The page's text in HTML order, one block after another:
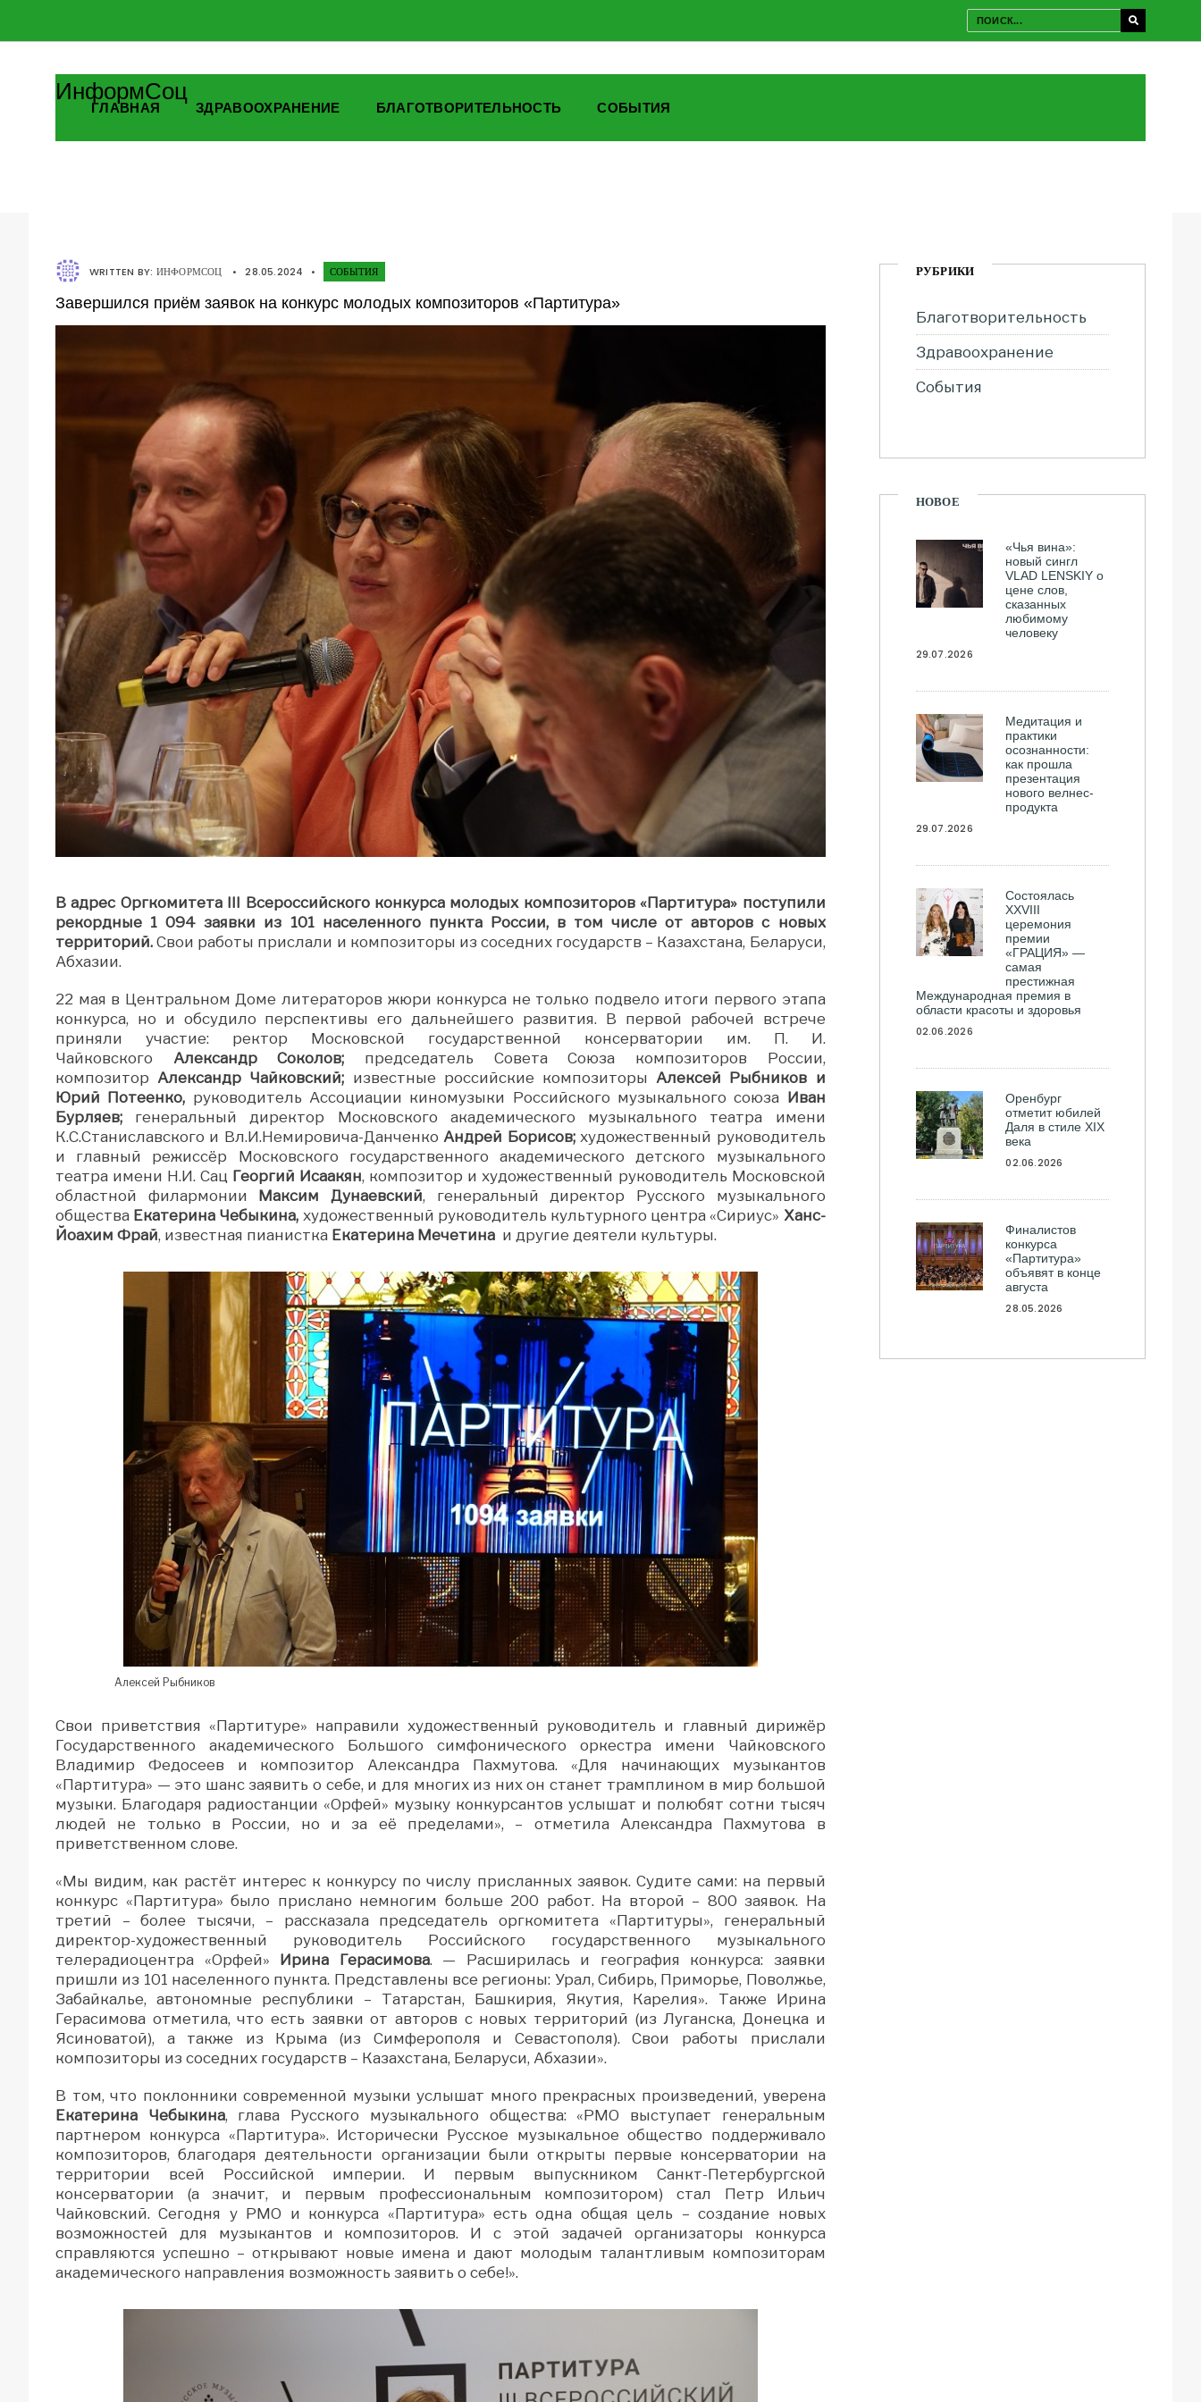
ИнформСоц
ГЛАВНАЯ ЗДРАВООХРАНЕНИЕ БЛАГОТВОРИТЕЛЬНОСТЬ СОБЫТИЯ
WRITTEN BY: ИНФОРМСОЦ • 28.05.2024 • СОБЫТИЯ
Завершился приём заявок на конкурс молодых композиторов «Партитура»
В адрес Оргкомитета III Всероссийского конкурса молодых композиторов «Партитура» поступили
рекордные 1 094 заявки из 101 населенного пункта России, в том числе от авторов с новых
территорий. Свои работы прислали и композиторы из соседних государств – Казахстана, Беларуси,
Абхазии.
22 мая в Центральном Доме литераторов жюри конкурса не только подвело итоги первого этапа
конкурса, но и обсудило перспективы его дальнейшего развития. В первой рабочей встрече
приняли участие: ректор Московской государственной консерватории им. П. И.
Чайковского Александр Соколов; председатель Совета Союза композиторов России,
композитор Александр Чайковский; известные российские композиторы Алексей Рыбников и
Юрий Потеенко, руководитель Ассоциации киномузыки Российского музыкального союза Иван
Бурляев; генеральный директор Московского академического музыкального театра имени
К.С.Станиславского и Вл.И.Немировича-Данченко Андрей Борисов;художественный руководитель
и главный режиссёр Московского государственного академического детского музыкального
театра имени Н.И. Сац Георгий Исаакян, композитор и художественный руководитель Московской
областной филармонии Максим Дунаевский, генеральный директор Русского музыкального
общества Екатерина Чебыкина, художественный руководитель культурного центра «Сириус» Ханс-
Йоахим Фрай, известная пианистка Екатерина Мечетина и другие деятели культуры.
Алексей Рыбников
Свои приветствия «Партитуре» направили художественный руководитель и главный дирижёр
Государственного академического Большого симфонического оркестра имени Чайковского
Владимир Федосеев и композитор Александра Пахмутова. «Для начинающих музыкантов
«Партитура» — это шанс заявить о себе, и для многих из них он станет трамплином в мир большой
музыки. Благодаря радиостанции «Орфей» музыку конкурсантов услышат и полюбят сотни тысяч
людей не только в России, но и за её пределами», – отметила Александра Пахмутова в
приветственном слове.
«Мы видим, как растёт интерес к конкурсу по числу присланных заявок. Судите сами: на первый
конкурс «Партитура» было прислано немногим больше 200 работ. На второй – 800 заявок. На
третий – более тысячи, – рассказала председатель оргкомитета «Партитуры», генеральный
директор-художественный руководитель Российского государственного музыкального
телерадиоцентра «Орфей» Ирина Герасимова. — Расширилась и география конкурса: заявки
пришли из 101 населенного пункта. Представлены все регионы: Урал, Сибирь, Приморье, Поволжье,
Забайкалье, автономные республики – Татарстан, Башкирия, Якутия, Карелия». Также Ирина
Герасимова отметила, что есть заявки от авторов с новых территорий (из Луганска, Донецка и
Ясиноватой), а также из Крыма (из Симферополя и Севастополя). Свои работы прислали
композиторы из соседних государств – Казахстана, Беларуси, Абхазии».
В том, что поклонники современной музыки услышат много прекрасных произведений, уверена
Екатерина Чебыкина, глава Русского музыкального общества: «РМО выступает генеральным
партнером конкурса «Партитура». Исторически Русское музыкальное общество поддерживало
композиторов, благодаря деятельности организации были открыты первые консерватории на
территории всей Российской империи. И первым выпускником Санкт-Петербургской
консерватории (а значит, и первым профессиональным композитором) стал Петр Ильич
Чайковский. Сегодня у РМО и конкурса «Партитура» есть одна общая цель – создание новых
возможностей для музыкантов и композиторов. И с этой задачей организаторы конкурса
справляются успешно – открывают новые имена и дают молодым талантливым композиторам
академического направления возможность заявить о себе!».
РУБРИКИ
Благотворительность
Здравоохранение
События
НОВОЕ
«Чья вина»:
новый сингл
VLAD LENSKIY о
цене слов,
сказанных
любимому
человеку
29.07.2026
Медитация и
практики
осознанности:
как прошла
презентация
нового велнес-
продукта
29.07.2026
Состоялась
ХXVIII
церемония
премии
«ГРАЦИЯ» —
самая
престижная
Международная премия в
области красоты и здоровья
02.06.2026
Оренбург
отметит юбилей
Даля в стиле XIX
века
02.06.2026
Финалистов
конкурса
«Партитура»
объявят в конце
августа
28.05.2026